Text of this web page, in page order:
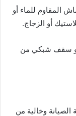
المقاوم للماء أو
أو الزجاج.
هو سقف شبكي من
وخالية من